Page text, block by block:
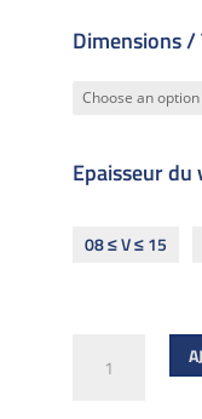
Dimensions /
Epaisseur du
08 ≤ V ≤ 15